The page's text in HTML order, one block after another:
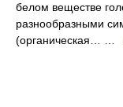
белом веществе
разнообразными
(органическая… …